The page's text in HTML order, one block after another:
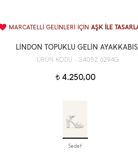
MARCATELLİ GELİNLERİ İÇİNAŞK İLE
LİNDON TOPUKLU GELİN AYAKKABISI
ÜRÜN KODU : 34052 6294G
t4.250,00
Sedef